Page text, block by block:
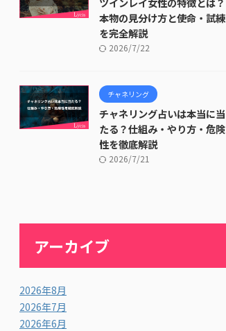
本物の見分け方と使命・試練
を完全解説
2026/7/22
チャネリング
チャネリング占いは本当に当
たる？仕組み・やり方・危険
性を徹底解説
2026/7/21
アーカイブ
2026年8月
2026年7月
2026年6月